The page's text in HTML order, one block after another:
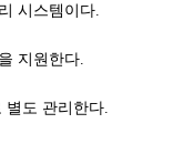
시스템이다.
지원한다.
도 관리한다.